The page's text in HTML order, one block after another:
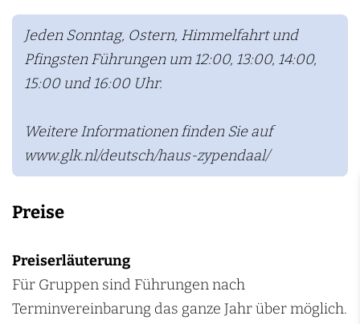
Jeden Sonntag, Ostern, Himmelfahrt und
Pfingsten Führungen um 12:00, 13:00, 14:00,
15:00 und 16:00 Uhr.
Weitere Informationen finden Sie auf
www.glk.nl/deutsch/haus-zypendaal/
Preise
Preiserläuterung
Für Gruppen sind Führungen nach
Terminvereinbarung das ganze Jahr über möglich.